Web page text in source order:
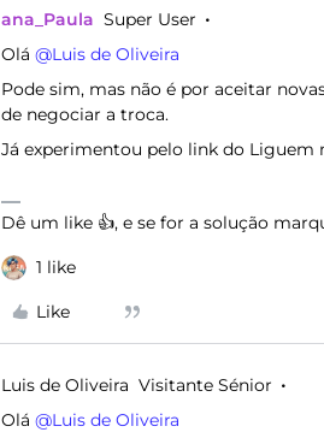
ana_Paula Super User
Olá ​ @Luis de Oliveira
Pode sim, mas não é por aceitar
de negociar a troca.
Já experimentou pelo link do Liguem
Dê um like 👍, e se for a solução
1 like
Like
Luis de Oliveira Visitante Sénior
Olá ​ @Luis de Oliveira